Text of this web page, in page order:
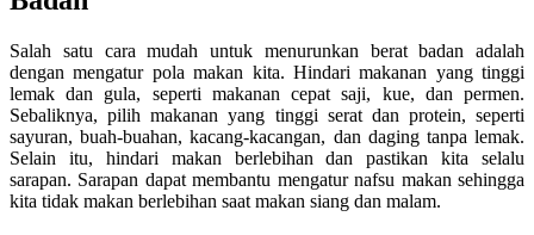
Salah satu cara mudah untuk menurunkan berat badan adalah
dengan mengatur pola makan kita. Hindari makanan yang tinggi
lemak dan gula, seperti makanan cepat saji, kue, dan permen.
Sebaliknya, pilih makanan yang tinggi serat dan protein, seperti
sayuran, buah-buahan, kacang-kacangan, dan daging tanpa lemak.
Selain itu, hindari makan berlebihan dan pastikan kita selalu
sarapan. Sarapan dapat membantu mengatur nafsu makan sehingga
kita tidak makan berlebihan saat makan siang dan malam.